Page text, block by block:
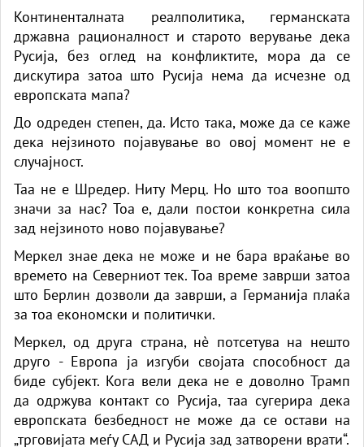
Континенталната реалполитика, германската
државна рационалност и старото верување дека
Русија, без оглед на конфликтите, мора да се
дискутира затоа што Русија нема да исчезне од
европската мапа?
До одреден степен, да. Исто така, може да се каже
дека нејзиното појавување во овој момент не е
случајност.
Таа не е Шредер. Ниту Мерц. Но што тоа воопшто
значи за нас? Тоа е, дали постои конкретна сила
зад нејзиното ново појавување?
Меркел знае дека не може и не бара враќање во
времето на Северниот тек. Тоа време заврши затоа
што Берлин дозволи да заврши, а Германија плаќа
за тоа економски и политички.
Меркел, од друга страна, нè потсетува на нешто
друго - Европа ја изгуби својата способност да
биде субјект. Кога вели дека не е доволно Трамп
да одржува контакт со Русија, таа сугерира дека
европската безбедност не може да се остави на
„трговијата меѓу САД и Русија зад затворени врати“.